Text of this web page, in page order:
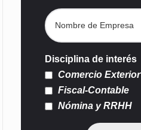
Disciplina de interés
Comercio Exterior
Fiscal-Contable
Nómina y RRHH